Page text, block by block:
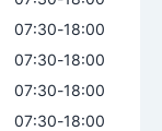
07:30-18:00
07:30-18:00
07:30-18:00
07:30-18:00